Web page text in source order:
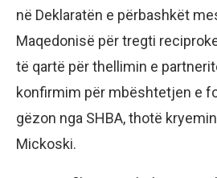
në Deklaratën e përbashkët
Maqedonisë për tregti
të qartë për thellimin e
konfirmim për mbështetjen e
gëzon nga SHBA, thotë
Mickoski.